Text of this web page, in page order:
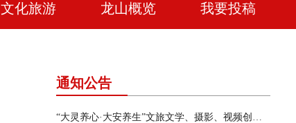
文化旅游 龙山概览 我要投稿
通知公告
“大灵养心·大安养生”文旅文学、摄影、视频创作征集活动公告